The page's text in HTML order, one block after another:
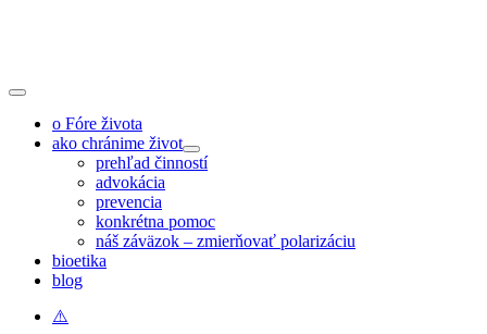
Toggle
Navigationo Fóre života
ako chránime život
prehľad činností
advokácia
prevencia
konkrétna pomoc
náš záväzok – zmierňovať polarizáciu
bioetika
blog